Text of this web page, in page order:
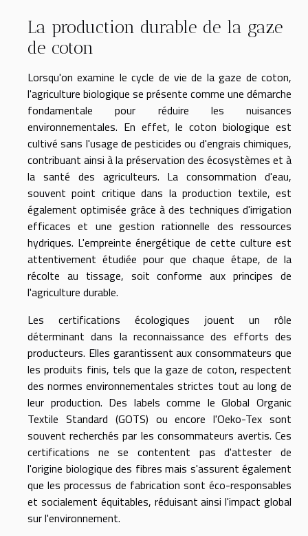
La production durable de la gaze
de coton
Lorsqu'on examine le cycle de vie de la gaze de coton,
l'agriculture biologique se présente comme une démarche
fondamentale pour réduire les nuisances
environnementales. En effet, le coton biologique est
cultivé sans l'usage de pesticides ou d'engrais chimiques,
contribuant ainsi à la préservation des écosystèmes et à
la santé des agriculteurs. La consommation d'eau,
souvent point critique dans la production textile, est
également optimisée grâce à des techniques d'irrigation
efficaces et une gestion rationnelle des ressources
hydriques. L'empreinte énergétique de cette culture est
attentivement étudiée pour que chaque étape, de la
récolte au tissage, soit conforme aux principes de
l'agriculture durable.
Les certifications écologiques jouent un rôle
déterminant dans la reconnaissance des efforts des
producteurs. Elles garantissent aux consommateurs que
les produits finis, tels que la gaze de coton, respectent
des normes environnementales strictes tout au long de
leur production. Des labels comme le Global Organic
Textile Standard (GOTS) ou encore l'Oeko-Tex sont
souvent recherchés par les consommateurs avertis. Ces
certifications ne se contentent pas d'attester de
l'origine biologique des fibres mais s'assurent également
que les processus de fabrication sont éco-responsables
et socialement équitables, réduisant ainsi l'impact global
sur l'environnement.